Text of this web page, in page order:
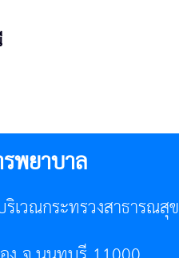
พยาบาล
เวณกระทรวงสาธารณสุข